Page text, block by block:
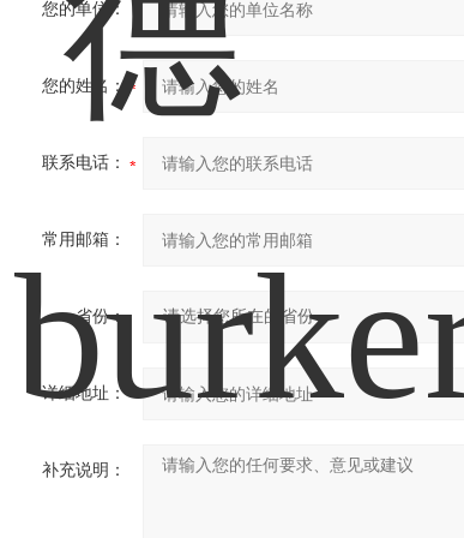
您的单位：
您的姓名：
联系电话：
常用邮箱：
省份：
详细地址：
补充说明：